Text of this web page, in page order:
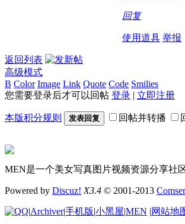
回复
使用道具 举报
返回列表
高级模式
B Color Image Link Quote Code Smilies
您需要登录后才可以回帖 登录 | 立即注册
本版积分规则 发表回复 回帖并转播
MEN是一个美女写真图片视频资源分享社
Powered by Discuz! X3.4 © 2001-2013
|Archiver|手机版|小黑屋|MEN |网站地